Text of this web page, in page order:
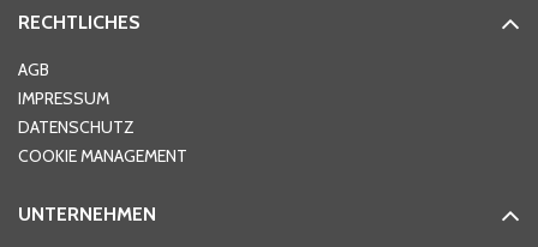
Ort*
Telefon
RECHTLICHES
AGB
IMPRESSUM
DATENSCHUTZ
COOKIE MANAGEMENT
UNTERNEHMEN